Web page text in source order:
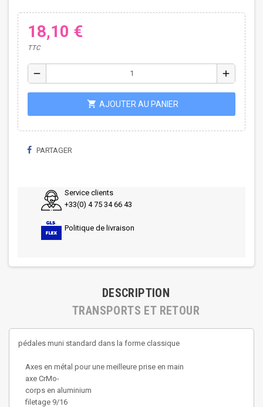
18,10 €
TTC
remove add
shopping_cart AJOUTER AU PANIER
PARTAGER
Service clients
+33(0) 4 75 34 66 43
Politique de livraison
DESCRIPTION
TRANSPORTS ET RETOUR
pédales muni standard dans la forme classique
Axes en métal pour une meilleure prise en main
axe CrMo-
corps en aluminium
filetage 9/16